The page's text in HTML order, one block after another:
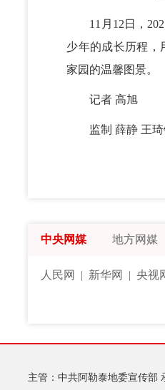
11月12日，2025
少年的成长历程，
家园的温馨图景。
记者 高旭
监制 薛静 王琦
中央网媒 地方网媒
人民网 | 新华网 |央视
主管：中共阿勒泰地委宣传部